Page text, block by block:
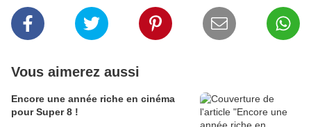
Vous aimerez aussi
Encore une année riche en cinéma
pour Super 8 !